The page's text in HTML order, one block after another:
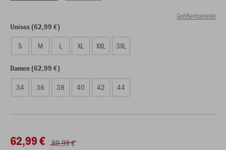
Größentabelle
Unisex (62,99 €)
S M L XL XXL 3XL
Damen (62,99 €)
34 36 38 40 42 44
62,99 € 89,99 €